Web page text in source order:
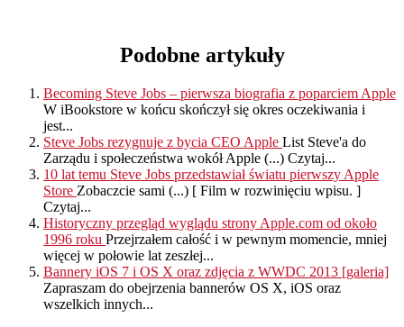
Podobne artykuły
Becoming Steve Jobs – pierwsza biografia z poparciem Apple
W iBookstore w końcu skończył się okres oczekiwania i
jest...
Steve Jobs rezygnuje z bycia CEO Apple List Steve'a do
Zarządu i społeczeństwa wokół Apple (...) Czytaj...
10 lat temu Steve Jobs przedstawiał światu pierwszy Apple
Store Zobaczcie sami (...) [ Film w rozwinięciu wpisu. ]
Czytaj...
Historyczny przegląd wyglądu strony Apple.com od około
1996 roku Przejrzałem całość i w pewnym momencie, mniej
więcej w połowie lat zeszłej...
Bannery iOS 7 i OS X oraz zdjęcia z WWDC 2013 [galeria]
Zapraszam do obejrzenia bannerów OS X, iOS oraz
wszelkich innych...